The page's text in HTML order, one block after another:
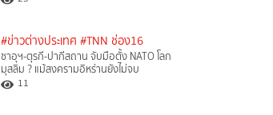
#ข่าวต่างประเทศ #TNN ช่อง16
ซาอุฯ-ตุรกี-ปากีสถาน จับมือตั้ง NATO โลก
มุสลิม ? แม้สงครามอิหร่านยังไม่จบ
11